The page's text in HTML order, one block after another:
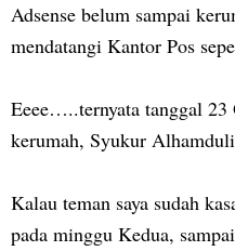
Adsense belum sampai
mendatangi Kantor Pos
Eeee…..ternyata tanggal 23
kerumah, Syukur
Kalau teman saya sudah
pada minggu Kedua,